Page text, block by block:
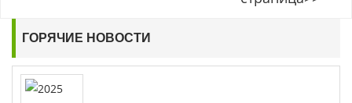
ГОРЯЧИЕ НОВОСТИ